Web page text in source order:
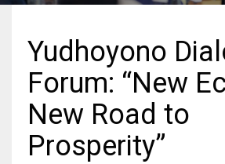
Yudhoyono
Forum: “New
New Road to
Prosperity”